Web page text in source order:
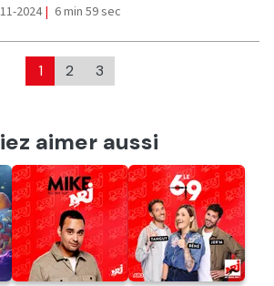
2024| 6 min 59 sec
1 2 3
aimer aussi